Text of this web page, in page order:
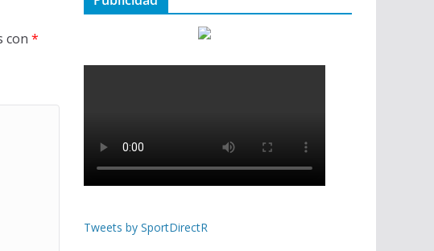
con *
Tweets by SportDirectR